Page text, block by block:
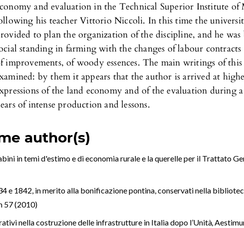
and evaluation in the Technical Superior Institute of
his teacher Vittorio Niccoli. In this time the
to plan the organization of the discipline, and he was
standing in farming with the changes of labour contracts
improvements, of woody essences. The main writings of
by them it appears that the author is arrived at
of the land economy and of the evaluation during
of intense production and lessons.
author(s)
in temi d'estimo e di economia rurale e la querelle per il Trattato
e 1842, in merito alla bonificazione pontina, conservati nella
57 (2010)
nella costruzione delle infrastrutture in Italia dopo l’Unità,